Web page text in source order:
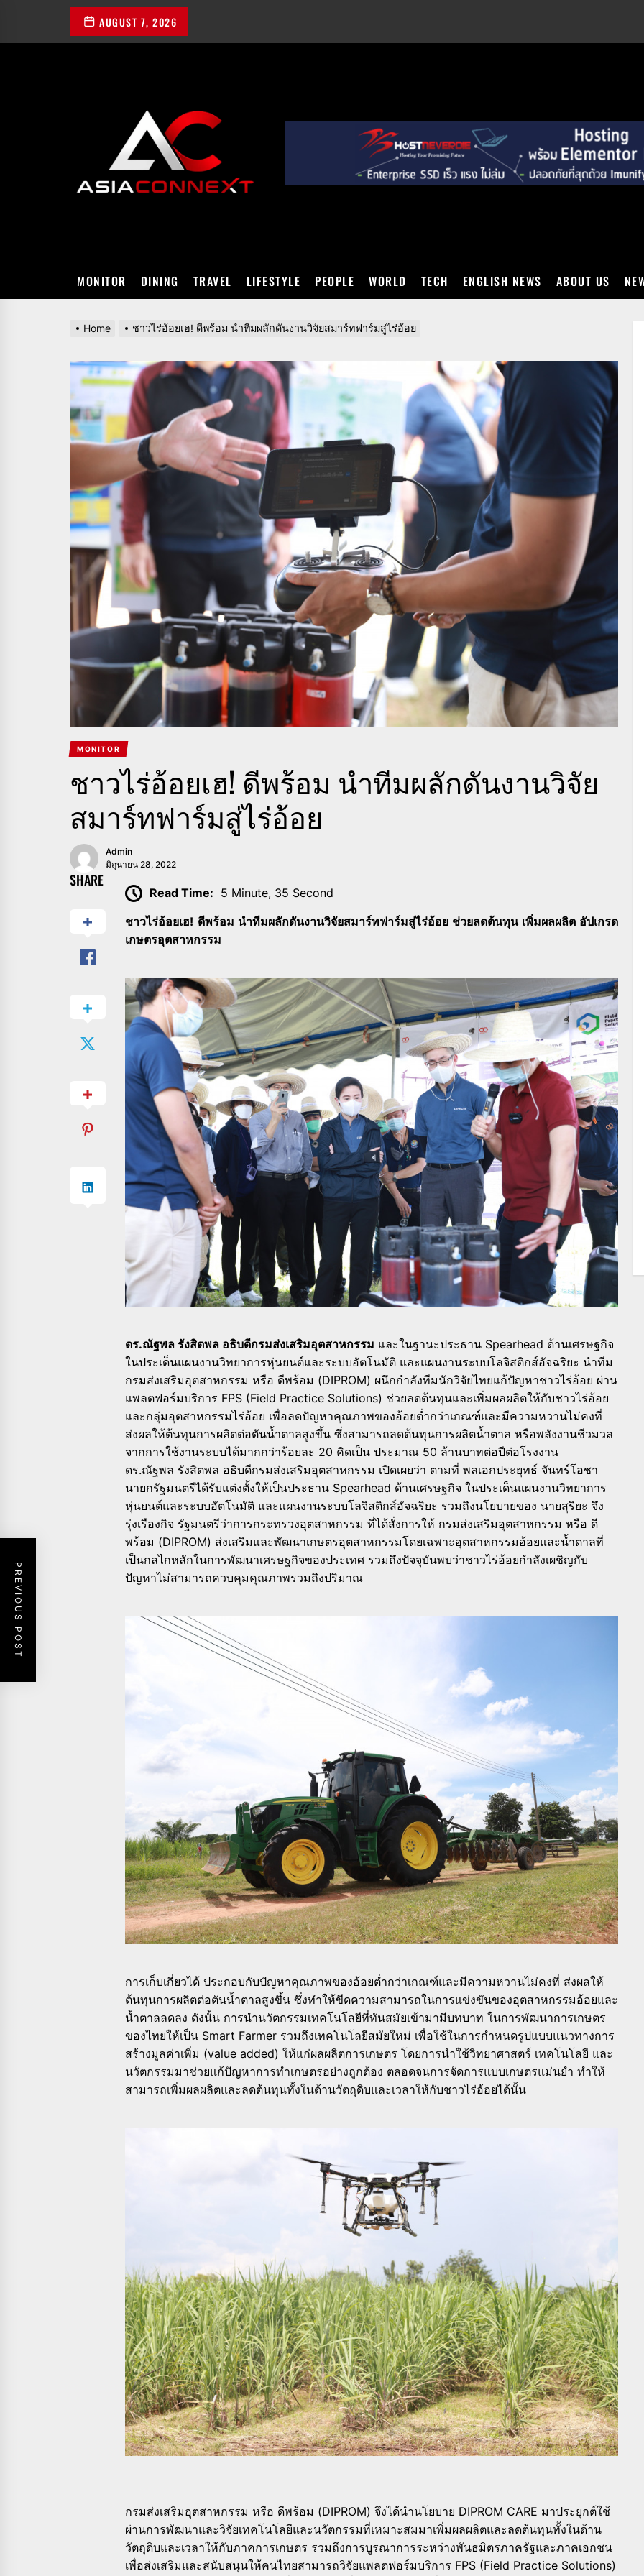
the
AUGUST 7, 2026
MONITOR DINING TRAVEL LIFESTYLE PEOPLE WORLD TECH ENGLISH NEWS ABOUT US
Home ชาวไร่อ้อยเฮ! ดีพร้อม นำทีมผลักดันงานวิจัยสมาร์ทฟาร์มสู่ไร่อ้อย
MONITOR
ชาวไร่อ้อยเฮ! ดีพร้อม นำทีมผลักดันงานวิจัย
สมาร์ทฟาร์มสู่ไร่อ้อย
Admin
มิถุนายน 28, 2022
SHARE
Read Time: 5 Minute, 35 Second
ชาวไร่อ้อยเฮ! ดีพร้อม นำทีมผลักดันงานวิจัยสมาร์ทฟาร์มสู่ไร่อ้อย ช่วยลดต้นทุน เพิ่มผลผลิต อัปเกรด
เกษตรอุตสาหกรรม
ดร.ณัฐพล รังสิตพล อธิบดีกรมส่งเสริมอุตสาหกรรม และในฐานะประธาน Spearhead ด้านเศรษฐกิจ
ในประเด็นแผนงานวิทยาการหุ่นยนต์และระบบอัตโนมัติ และแผนงานระบบโลจิสติกส์อัจฉริยะ นำทีม
กรมส่งเสริมอุตสาหกรรม หรือ ดีพร้อม (DIPROM) ผนึกกำลังทีมนักวิจัยไทยแก้ปัญหาชาวไร่อ้อย ผ่าน
แพลตฟอร์มบริการ FPS (Field Practice Solutions) ช่วยลดต้นทุนและเพิ่มผลผลิตให้กับชาวไร่อ้อย
และกลุ่มอุตสาหกรรมไร่อ้อย เพื่อลดปัญหาคุณภาพของอ้อยต่ำกว่าเกณฑ์และมีความหวานไม่คงที่
ส่งผลให้ต้นทุนการผลิตต่อตันน้ำตาลสูงขึ้น ซึ่งสามารถลดต้นทุนการผลิตน้ำตาล หรือพลังงานชีวมวล
จากการใช้งานระบบได้มากกว่าร้อยละ 20 คิดเป็น ประมาณ 50 ล้านบาทต่อปีต่อโรงงาน
ดร.ณัฐพล รังสิตพล อธิบดีกรมส่งเสริมอุตสาหกรรม เปิดเผยว่า ตามที่ พลเอกประยุทธ์ จันทร์โอชา
นายกรัฐมนตรีได้รับแต่งตั้งให้เป็นประธาน Spearhead ด้านเศรษฐกิจ ในประเด็นแผนงานวิทยาการ
หุ่นยนต์และระบบอัตโนมัติ และแผนงานระบบโลจิสติกส์อัจฉริยะ รวมถึงนโยบายของ นายสุริยะ จึง
รุ่งเรืองกิจ รัฐมนตรีว่าการกระทรวงอุตสาหกรรม ที่ได้สั่งการให้ กรมส่งเสริมอุตสาหกรรม หรือ ดี
พร้อม (DIPROM) ส่งเสริมและพัฒนาเกษตรอุตสาหกรรมโดยเฉพาะอุตสาหกรรมอ้อยและน้ำตาลที่
เป็นกลไกหลักในการพัฒนาเศรษฐกิจของประเทศ รวมถึงปัจจุบันพบว่าชาวไร่อ้อยกำลังเผชิญกับ
ปัญหาไม่สามารถควบคุมคุณภาพรวมถึงปริมาณ
การเก็บเกี่ยวได้ ประกอบกับปัญหาคุณภาพของอ้อยต่ำกว่าเกณฑ์และมีความหวานไม่คงที่ ส่งผลให้
ต้นทุนการผลิตต่อตันน้ำตาลสูงขึ้น ซึ่งทำให้ขีดความสามารถในการแข่งขันของอุตสาหกรรมอ้อยและ
น้ำตาลลดลง ดังนั้น การนำนวัตกรรมเทคโนโลยีที่ทันสมัยเข้ามามีบทบาท ในการพัฒนาการเกษตร
ของไทยให้เป็น Smart Farmer รวมถึงเทคโนโลยีสมัยใหม่ เพื่อใช้ในการกำหนดรูปแบบแนวทางการ
สร้างมูลค่าเพิ่ม (value added) ให้แก่ผลผลิตการเกษตร โดยการนำใช้วิทยาศาสตร์ เทคโนโลยี และ
นวัตกรรมมาช่วยแก้ปัญหาการทำเกษตรอย่างถูกต้อง ตลอดจนการจัดการแบบเกษตรแม่นยำ ทำให้
สามารถเพิ่มผลผลิตและลดต้นทุนทั้งในด้านวัตถุดิบและเวลาให้กับชาวไร่อ้อยได้นั้น
กรมส่งเสริมอุตสาหกรรม หรือ ดีพร้อม (DIPROM) จึงได้นำนโยบาย DIPROM CARE มาประยุกต์ใช้
ผ่านการพัฒนาและวิจัยเทคโนโลยีและนวัตกรรมที่เหมาะสมมาเพิ่มผลผลิตและลดต้นทุนทั้งในด้าน
วัตถุดิบและเวลาให้กับภาคการเกษตร รวมถึงการบูรณาการระหว่างพันธมิตรภาครัฐและภาคเอกชน
เพื่อส่งเสริมและสนับสนุนให้คนไทยสามารถวิจัยแพลตฟอร์มบริการ FPS (Field Practice Solutions)
PREVIOUS POST